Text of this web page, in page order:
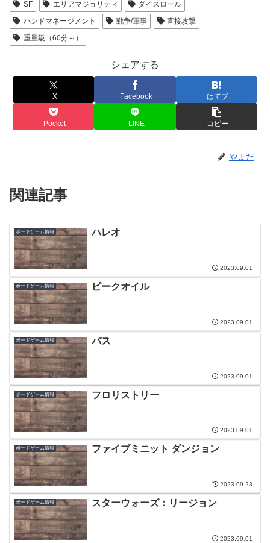
SF
エリアマジョリティ
ダイスロール
ハンドマネージメント
戦争/軍事
直接攻撃
重量級（60分～）
シェアする
X Facebook はてブ
Pocket LINE コピー
やまだ
関連記事
ボードゲーム情報 ハレオ
2023.09.01
ボードゲーム情報 ピークオイル
2023.09.01
ボードゲーム情報 バス
2023.09.01
ボードゲーム情報 フロリストリー
2023.09.01
ボードゲーム情報 ファイブミニット ダンジョン
2023.09.23
ボードゲーム情報 スターウォーズ：リージョン
2023.09.01